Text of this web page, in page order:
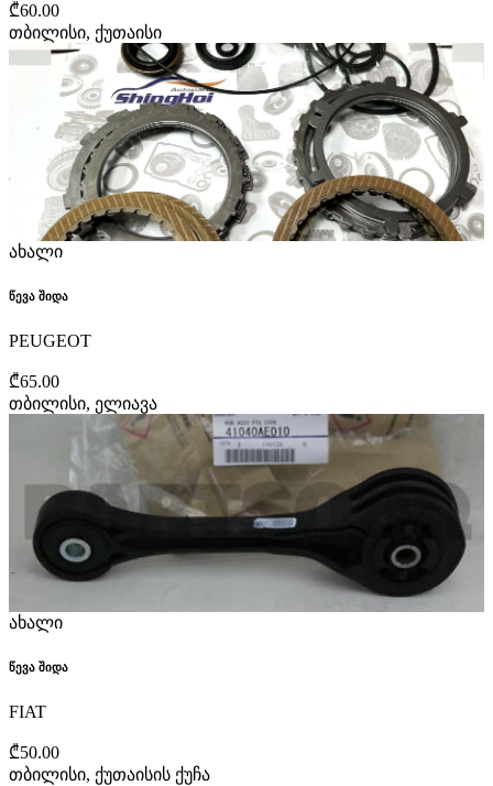
₾60.00
თბილისი, ქუთაისი
ახალი
წევა შიდა
PEUGEOT
₾65.00
თბილისი, ელიავა
ახალი
წევა შიდა
FIAT
₾50.00
თბილისი, ქუთაისის ქუჩა